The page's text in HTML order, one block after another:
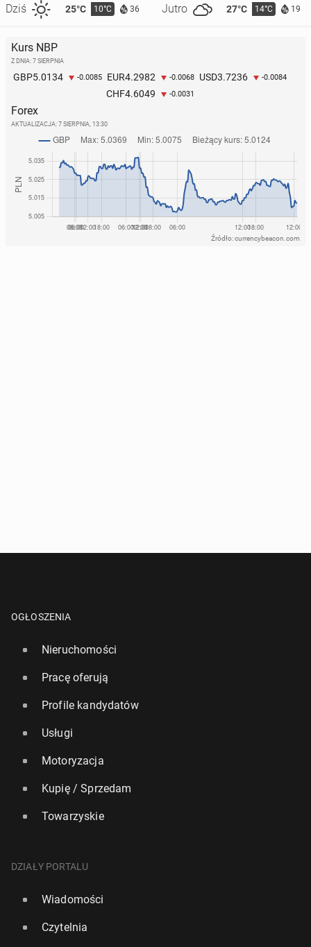
Dziś 25°C 10°C 36 Jutro 27°C 14°C 19
Kurs NBP
Z DNIA: 7 SIERPNIA
GBP5.0134 -0.0085 EUR4.2982 -0.0068 USD3.7236 -0.0084
CHF4.6049 -0.0031
Forex
AKTUALIZACJA: 7 SIERPNIA, 13:30
Źródło: currencybeacon.com
OGŁOSZENIA
Nieruchomości
Pracę oferują
Profile kandydatów
Usługi
Motoryzacja
Kupię / Sprzedam
Towarzyskie
DZIAŁY PORTALU
Wiadomości
Czytelnia